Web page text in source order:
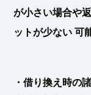
が小さい場合や
ットが少ない 可
・借り換え時の